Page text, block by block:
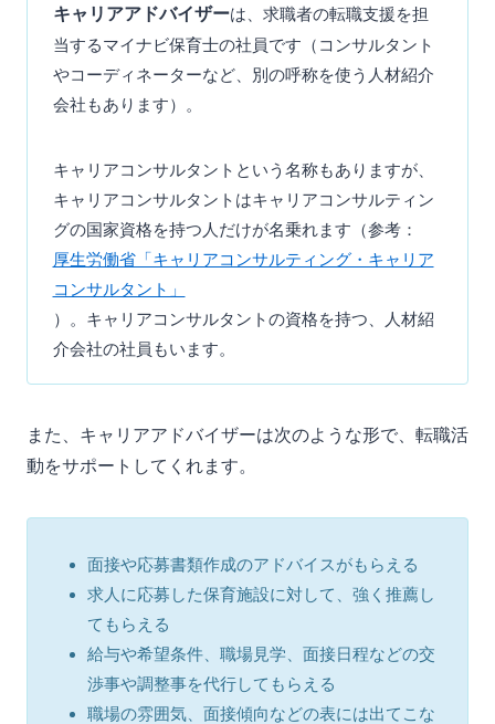
キャリアアドバイザーは、求職者の転職支援を担
当するマイナビ保育士の社員です（コンサルタント
やコーディネーターなど、別の呼称を使う人材紹介
会社もあります）。
キャリアコンサルタントという名称もありますが、
キャリアコンサルタントはキャリアコンサルティン
グの国家資格を持つ人だけが名乗れます（参考：
厚生労働省「キャリアコンサルティング・キャリア
コンサルタント」
）。キャリアコンサルタントの資格を持つ、人材紹
介会社の社員もいます。
また、キャリアアドバイザーは次のような形で、転職活
動をサポートしてくれます。
面接や応募書類作成のアドバイスがもらえる
求人に応募した保育施設に対して、強く推薦し
てもらえる
給与や希望条件、職場見学、面接日程などの交
渉事や調整事を代行してもらえる
職場の雰囲気、面接傾向などの表には出てこな